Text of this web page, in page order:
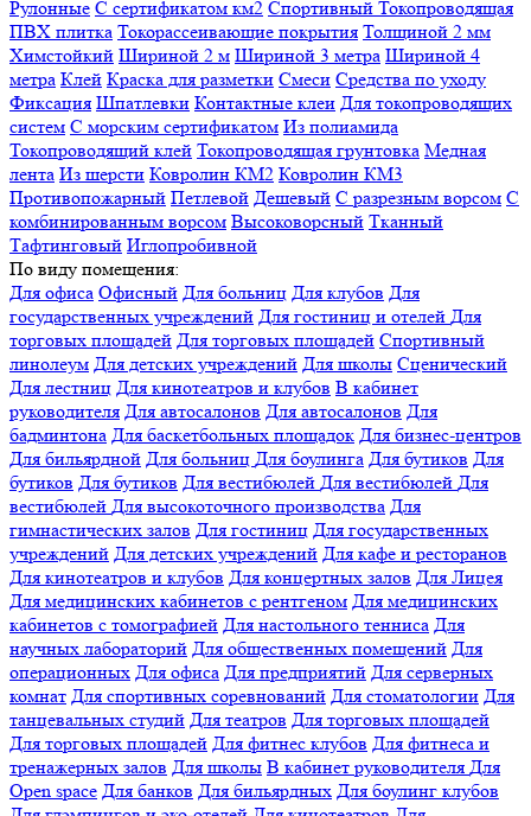
Рулонные С сертификатом км2 Спортивный Токопроводящая
ПВХ плитка Токорассеивающие покрытия Толщиной 2 мм
Химстойкий Шириной 2 м Шириной 3 метра Шириной 4
метра Клей Краска для разметки Смеси Средства по уходу
Фиксация Шпатлевки Контактные клеи Для токопроводящих
систем С морским сертификатом Из полиамида
Токопроводящий клей Токопроводящая грунтовка Медная
лента Из шерсти Ковролин КМ2 Ковролин КМ3
Противопожарный Петлевой Дешевый С разрезным ворсом С
комбинированным ворсом Высоковорсный Тканный
Тафтинговый Иглопробивной
По виду помещения:
Для офиса Офисный Для больниц Для клубов Для
государственных учреждений Для гостиниц и отелей Для
торговых площадей Для торговых площадей Спортивный
линолеум Для детских учреждений Для школы Сценический
Для лестниц Для кинотеатров и клубов В кабинет
руководителя Для автосалонов Для автосалонов Для
бадминтона Для баскетбольных площадок Для бизнес-центров
Для бильярдной Для больниц Для боулинга Для бутиков Для
бутиков Для бутиков Для вестибюлей Для вестибюлей Для
вестибюлей Для высокоточного производства Для
гимнастических залов Для гостиниц Для государственных
учреждений Для детских учреждений Для кафе и ресторанов
Для кинотеатров и клубов Для концертных залов Для Лицея
Для медицинских кабинетов с рентгеном Для медицинских
кабинетов с томографией Для настольного тенниса Для
научных лабораторий Для общественных помещений Для
операционных Для офиса Для предприятий Для серверных
комнат Для спортивных соревнований Для стоматологии Для
танцевальных студий Для театров Для торговых площадей
Для торговых площадей Для фитнес клубов Для фитнеса и
тренажерных залов Для школы В кабинет руководителя Для
Open space Для банков Для бильярдных Для боулинг клубов